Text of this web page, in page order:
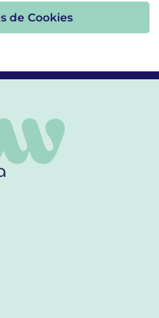
de Cookies